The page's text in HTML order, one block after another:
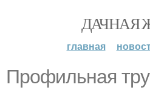
ДАЧНАЯ
главная
Профильная